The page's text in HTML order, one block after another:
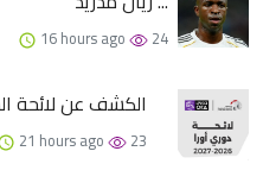
16 hours ago 24
الكشف عن لائحة
21 hours ago 23